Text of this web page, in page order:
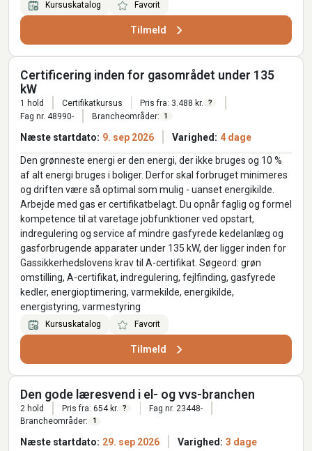
Kursuskatalog Favorit
Tilmeld
Certificering inden for gasområdet under 135
kW
1 hold Certifikatkursus Pris fra: 3.488 kr. ?
Fag nr. 48990- Brancheområder: 1
Næste startdato: 9. sep 2026 Varighed: 4 dage
Den grønneste energi er den energi, der ikke bruges og 10 %
af alt energi bruges i boliger. Derfor skal forbruget minimeres
og driften være så optimal som mulig - uanset energikilde.
Arbejde med gas er certifikatbelagt. Du opnår faglig og formel
kompetence til at varetage jobfunktioner ved opstart,
indregulering og service af mindre gasfyrede kedelanlæg og
gasforbrugende apparater under 135 kW, der ligger inden for
Gassikkerhedslovens krav til A-certifikat. Søgeord: grøn
omstilling, A-certifikat, indregulering, fejlfinding, gasfyrede
kedler, energioptimering, varmekilde, energikilde,
energistyring, varmestyring
Kursuskatalog Favorit
Tilmeld
Den gode læresvend i el- og vvs-branchen
2 hold Pris fra: 654 kr. ?
Fag nr. 23448-
Brancheområder:
1
Næste startdato: 29. sep 2026 Varighed: 3 dage